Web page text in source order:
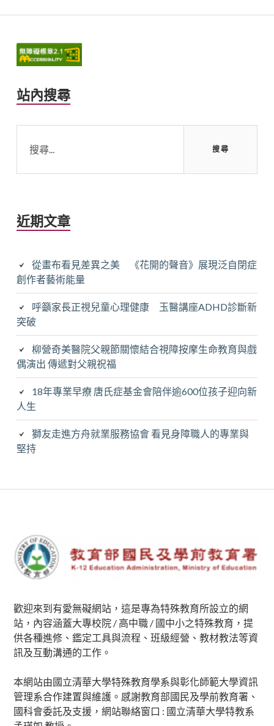
Primary
站內搜尋
鍵
近期文章
從畫布看見差異之美 《花開的聲音》展現泛自閉症
創作者藝術能量
呼籲家長正視兒童心理健康 玉醫講座ADHD診斷新
突破
柳營奇美醫院父親節關懷結合視障按摩生命教育與戲
偶演出 傳遞對父親祝福
18年專業早療 唐氏症基金會陪伴逾600位孩子迎向新
人生
獅友走進方舟就業服務協會 看見身障職人的專業與
堅持
Subsidiary
Sidebar
歡迎來到有愛無礙網站，這是專為特殊教育所設立的網
站，內容涵蓋大專校院 / 高中職 / 國中小之特殊教育，提
供各種進修、鑑定工具與流程、班級經營、教材教法等資
訊及互動溝通的工作。
本網站由國立清華大學特殊教育學系與彰化師範大學資訊
管理系合作建置與維護。感謝教育部國民及學前教育署、
國科會委託及支援，網站聯絡窗口 : 國立清華大學特教系